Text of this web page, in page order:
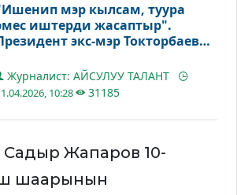
мэр кылсам, туура
иштерди жасаптыр".
экс-мэр Токторбаев
Журналист: АЙСУЛУУ ТАЛАНТ
10:28 31185
Жапаров 10-
шаарынын